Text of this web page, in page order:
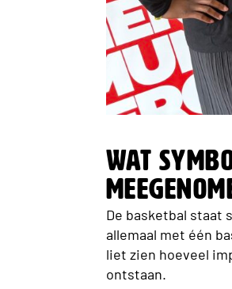
Wat
De basketbal staat
allemaal met één
liet zien hoeveel
ontstaan.